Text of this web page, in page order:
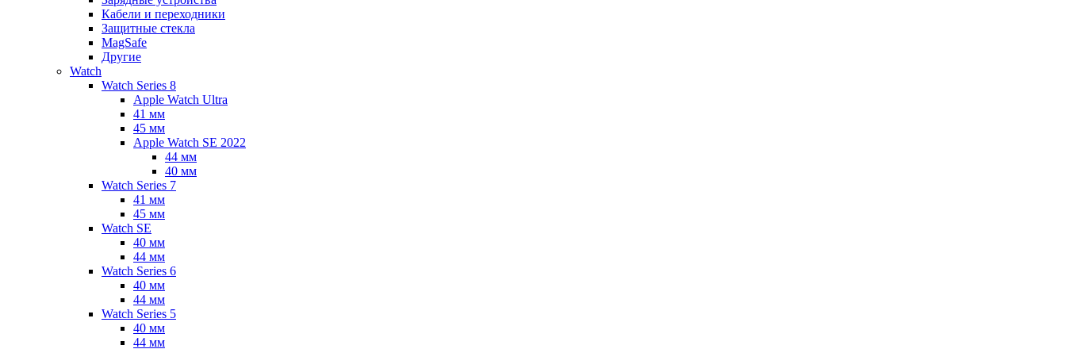
Кабели и переходники
Защитные стекла
MagSafe
Другие
Watch
Watch Series 8
Apple Watch Ultra
41 мм
45 мм
Apple Watch SE 2022
44 мм
40 мм
Watch Series 7
41 мм
45 мм
Watch SE
40 мм
44 мм
Watch Series 6
40 мм
44 мм
Watch Series 5
40 мм
44 мм